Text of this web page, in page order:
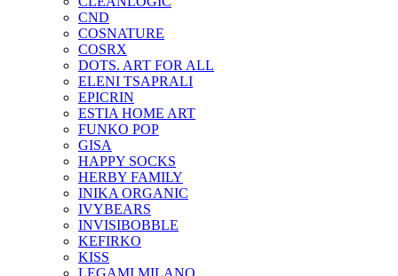
CND
COSNATURE
COSRX
DOTS. ART FOR ALL
ELENI TSAPRALI
EPICRIN
ESTIA HOME ART
FUNKO POP
GISA
HAPPY SOCKS
HERBY FAMILY
INIKA ORGANIC
IVYBEARS
INVISIBOBBLE
KEFIRKO
KISS